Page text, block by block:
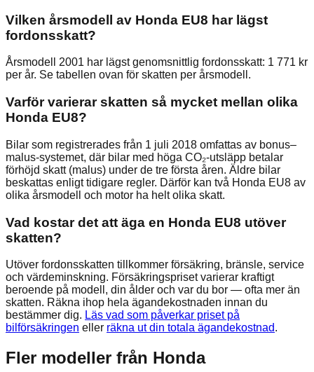
Vilken årsmodell av Honda EU8 har lägst
fordonsskatt?
Årsmodell 2001 har lägst genomsnittlig fordonsskatt: 1 771 kr
per år. Se tabellen ovan för skatten per årsmodell.
Varför varierar skatten så mycket mellan olika
Honda EU8?
Bilar som registrerades från 1 juli 2018 omfattas av bonus–
malus-systemet, där bilar med höga CO₂-utsläpp betalar
förhöjd skatt (malus) under de tre första åren. Äldre bilar
beskattas enligt tidigare regler. Därför kan två Honda EU8 av
olika årsmodell och motor ha helt olika skatt.
Vad kostar det att äga en Honda EU8 utöver
skatten?
Utöver fordonsskatten tillkommer försäkring, bränsle, service
och värdeminskning. Försäkringspriset varierar kraftigt
beroende på modell, din ålder och var du bor — ofta mer än
skatten. Räkna ihop hela ägandekostnaden innan du
bestämmer dig. Läs vad som påverkar priset på
bilförsäkringen eller räkna ut din totala ägandekostnad.
Fler modeller från Honda